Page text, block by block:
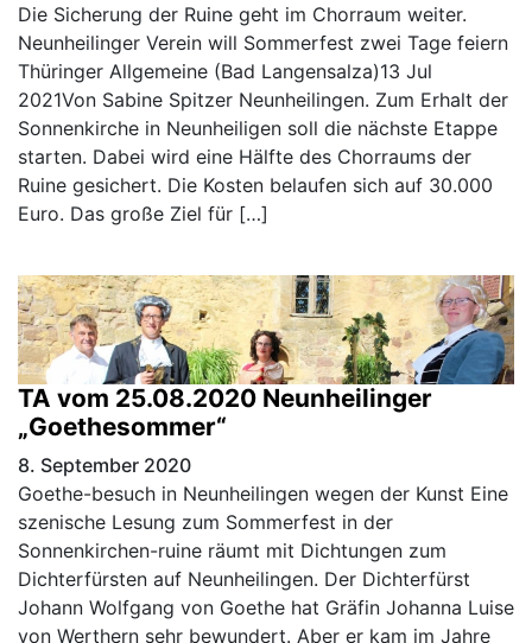
Die Sicherung der Ruine geht im Chorraum weiter.
Neunheilinger Verein will Sommerfest zwei Tage feiern
Thüringer Allgemeine (Bad Langensalza)13 Jul
2021Von Sabine Spitzer Neunheilingen. Zum Erhalt der
Sonnenkirche in Neunheiligen soll die nächste Etappe
starten. Dabei wird eine Hälfte des Chorraums der
Ruine gesichert. Die Kosten belaufen sich auf 30.000
Euro. Das große Ziel für […]
TA vom 25.08.2020 Neunheilinger
„Goethesommer“
8. September 2020
Goethe-besuch in Neunheilingen wegen der Kunst Eine
szenische Lesung zum Sommerfest in der
Sonnenkirchen-ruine räumt mit Dichtungen zum
Dichterfürsten auf Neunheilingen. Der Dichterfürst
Johann Wolfgang von Goethe hat Gräfin Johanna Luise
von Werthern sehr bewundert. Aber er kam im Jahre